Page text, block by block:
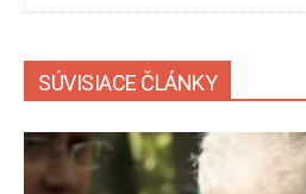
SÚVISIACE ČLÁNKY